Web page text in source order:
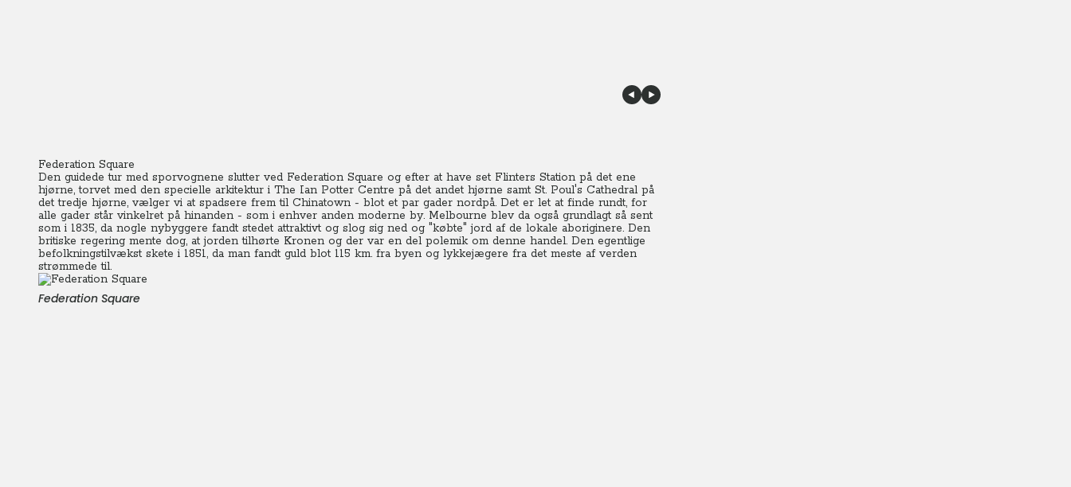
Federation Square
Den guidede tur med sporvognene slutter ved Federation Square og efter at have set Flinters Station på det ene
hjørne, torvet med den specielle arkitektur i The Ian Potter Centre på det andet hjørne samt St. Poul's Cathedral på
det tredje hjørne, vælger vi at spadsere frem til Chinatown - blot et par gader nordpå. Det er let at finde rundt, for
alle gader står vinkelret på hinanden - som i enhver anden moderne by. Melbourne blev da også grundlagt så sent
som i 1835, da nogle nybyggere fandt stedet attraktivt og slog sig ned og "købte" jord af de lokale aboriginere. Den
britiske regering mente dog, at jorden tilhørte Kronen og der var en del polemik om denne handel. Den egentlige
befolkningstilvækst skete i 1851, da man fandt guld blot 115 km. fra byen og lykkejægere fra det meste af verden
strømmede til.
Federation Square